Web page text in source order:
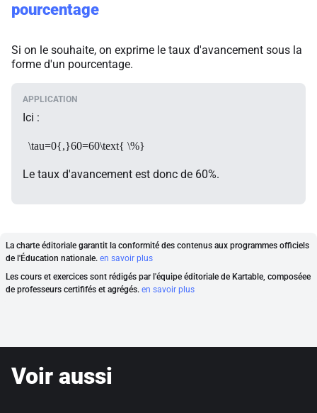
pourcentage
Si on le souhaite, on exprime le taux d'avancement sous la
forme d'un pourcentage.
Ici :
\tau=0{,}60=60\text{ \%}
Le taux d'avancement est donc de 60%.
La charte éditoriale garantit la conformité des contenus aux programmes officiels
de l'Éducation nationale. en savoir plus
Les cours et exercices sont rédigés par l'équipe éditoriale de Kartable, composéee
de professeurs certififés et agrégés. en savoir plus
Voir aussi